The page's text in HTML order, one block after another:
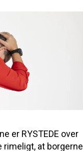
er RYSTEDE over
rimeligt, at borgerne